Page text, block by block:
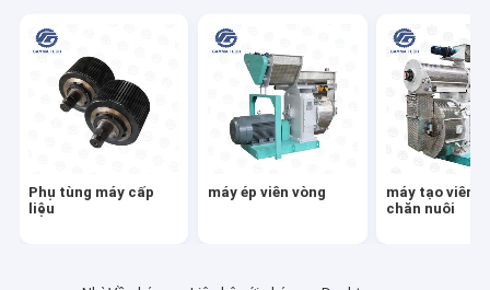
Dây chuyền sản xuất vảy ngô
Dây chuyền sản xuất thức ăn cho cá
Bulker nguồn cấp dữ liệu
Phụ tùng máy cấp
liệu
máy ép viên vòng
máy tạo viên
chăn nuôi